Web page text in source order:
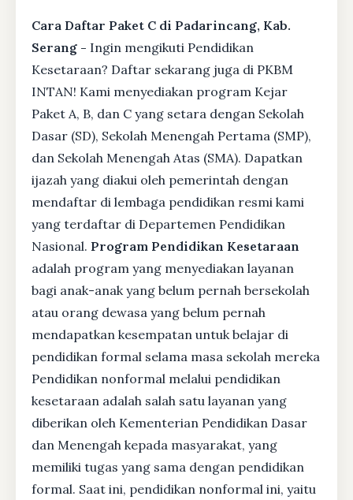
Cara Daftar Paket C di Padarincang, Kab.
Serang - Ingin mengikuti Pendidikan
Kesetaraan? Daftar sekarang juga di PKBM
INTAN! Kami menyediakan program Kejar
Paket A, B, dan C yang setara dengan Sekolah
Dasar (SD), Sekolah Menengah Pertama (SMP),
dan Sekolah Menengah Atas (SMA). Dapatkan
ijazah yang diakui oleh pemerintah dengan
mendaftar di lembaga pendidikan resmi kami
yang terdaftar di Departemen Pendidikan
Nasional. Program Pendidikan Kesetaraan
adalah program yang menyediakan layanan
bagi anak-anak yang belum pernah bersekolah
atau orang dewasa yang belum pernah
mendapatkan kesempatan untuk belajar di
pendidikan formal selama masa sekolah mereka
Pendidikan nonformal melalui pendidikan
kesetaraan adalah salah satu layanan yang
diberikan oleh Kementerian Pendidikan Dasar
dan Menengah kepada masyarakat, yang
memiliki tugas yang sama dengan pendidikan
formal. Saat ini, pendidikan nonformal ini, yaitu